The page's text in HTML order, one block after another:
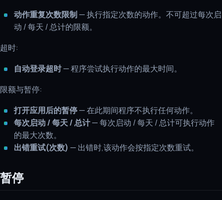
动作重复次数限制— 执行指定次数的动作。不可超过每次启
动 / 每天 / 总计的限额。
超时:
自动登录超时— 程序尝试执行动作的最大时间。
限额与暂停:
打开应用后的暂停— 在此期间程序不执行任何动作。
每次启动 / 每天 / 总计— 每次启动 / 每天 / 总计可执行动作
的最大次数。
出错重试(次数) — 出错时,该动作会按指定次数重试。
暂停